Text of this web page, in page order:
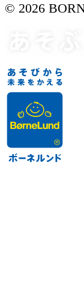
© 2026